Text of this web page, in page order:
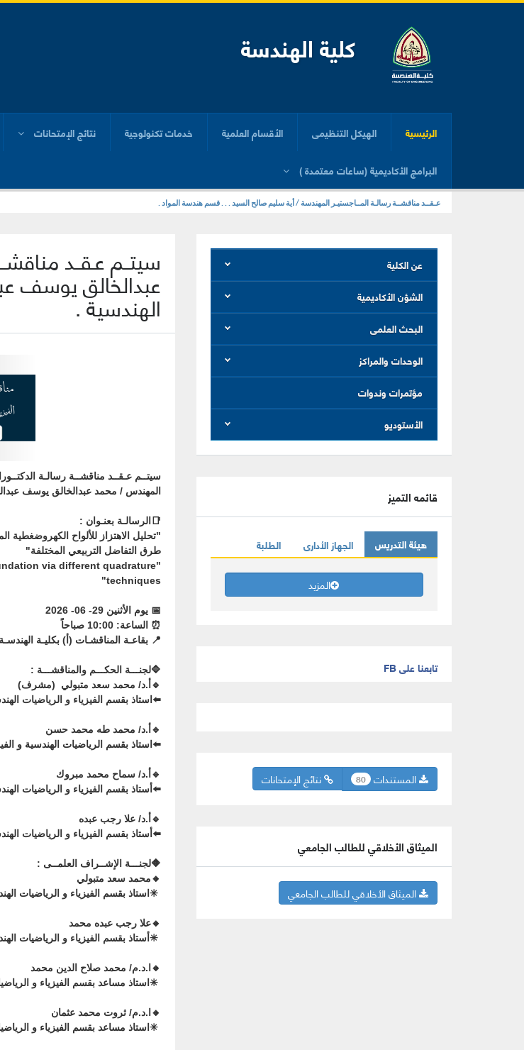
كلية الهندسة
الرئيسية الهيكل التنظيمى الأقسام العلمية خدمات تكنولوجية نتائج الإمتحانات
البرامج الأكاديمية (ساعات معتمدة )
عـقــد مناقشــة رسالـة المــاجستيـر المهندسة / أية سليم صالح السيد . . . قسم هندسة المواد .
سيتــم عـقــد مناقشــة رسالـة المــاجستيـر المهندس / محمد السيد نصر سعيد محمد عسكر . . . قسم الهندسة الإنشائية .
سيتــم عـقــد
عبدالخالق يوسف
الهندسية .
سيتــم عـقــد مناقشــة رسالـة
المهندس / محمد عبدالخالق يوسف
📑الرسالـة بعنـوان :
"تحليل الاهتزاز للألواح
طرق التفاضل التربيعي المختلفة"
via different quadrature
techniques"
📅 يوم الأثنين 29- 06- 2026
⏰ الساعة: 10:00 صباحاً
📍 بقاعـة المناقشـات (أ) بكليـة
🔷لجنـــة الحكـــم والمناقشـــة :
🔹أ.د/ محمد سعد متبولي (مشرف)
⬅️︎︎استاذ بقسم الفيزياء و الرياضيات
🔹أ.د/ محمد طه محمد حسن
⬅️︎استاذ بقسم الرياضيات الهندسية و
🔹أ.د/ سماح محمد مبروك
⬅️أستاذ بقسم الفيزياء و الرياضيات
🔹أ.د/ علا رجب عبده
⬅️أستاذ بقسم الفيزياء و الرياضيات
🔶لجنـــة الإشــراف العلمــى :
🔸محمد سعد متبولي
✳︎استاذ بقسم الفيزياء و الرياضيات
🔸علا رجب عبده محمد
✳︎أستاذ بقسم الفيزياء و الرياضيات
🔸ا.د.م/ محمد صلاح الدين محمد
✳︎استاذ مساعد بقسم الفيزياء و
🔸ا.د.م/ ثروت محمد عثمان
✳︎استاذ مساعد بقسم الفيزياء و
عن الكلية
الشؤن الأكاديمية
البحث العلمى
الوحدات والمراكز
مؤتمرات وندوات
الأستوديو
قائمه التميز
هيئة التدريس الجهاز الأدارى الطلبة
المزيد
تابعنا على FB
نتائج الإمتحانات المستندات 80
الميثاق الأخلاقي للطالب الجامعي
الميثاق الأخلاقي للطالب الجامعي